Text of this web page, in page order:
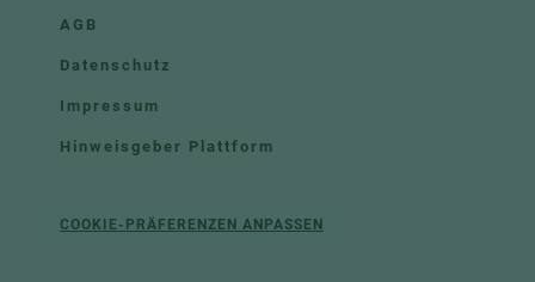
AGB
Datenschutz
Impressum
Hinweisgeber Plattform
COOKIE-PRÄFERENZEN ANPASSEN